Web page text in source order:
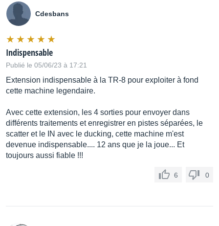
Cdesbans
Indispensable
Publié le 05/06/23 à 17:21
Extension indispensable à la TR-8 pour exploiter à fond
cette machine legendaire.
Avec cette extension, les 4 sorties pour envoyer dans
différents traitements et enregistrer en pistes séparées, le
scatter et le IN avec le ducking, cette machine m'est
devenue indispensable.... 12 ans que je la joue... Et
toujours aussi fiable !!!
6 0